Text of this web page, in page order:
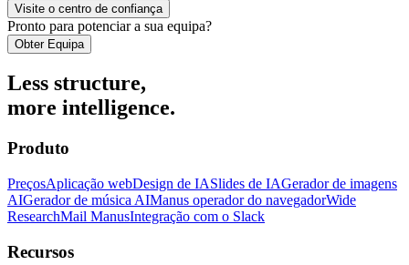
Visite o centro de confiança
Pronto para potenciar a sua equipa?
Obter Equipa
Less structure,
more intelligence.
Produto
PreçosAplicação webDesign de IASlides de IAGerador de imagens
AIGerador de música AIManus operador do navegadorWide
ResearchMail ManusIntegração com o Slack
Recursos